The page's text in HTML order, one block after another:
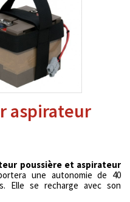
aspirateur
poussière et aspirateur
une autonomie de 40
Elle se recharge avec son